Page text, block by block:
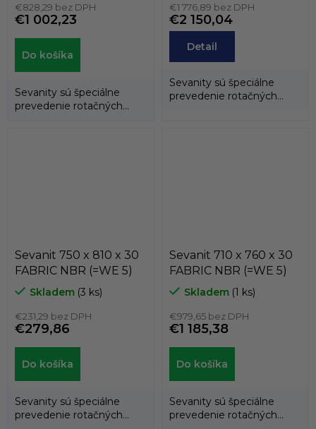
€828,29 bez DPH
€1 002,23
Do košíka
Sevanity sú špeciálne
prevedenie rotačných
€1 776,89 bez DPH
€2 150,04
Detail
Sevanity sú špeciálne
prevedenie rotačných
Sevanit 750 x 810 x 30
FABRIC NBR (=WE 5)
Skladem (3 ks)
€231,29 bez DPH
€279,86
Do košíka
Sevanity sú špeciálne
prevedenie rotačných
Sevanit 710 x 760 x 30
FABRIC NBR (=WE 5)
Skladem (1 ks)
€979,65 bez DPH
€1 185,38
Do košíka
Sevanity sú špeciálne
prevedenie rotačných